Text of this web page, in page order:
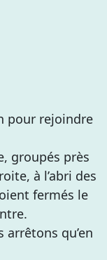
pour rejoindre
groupés près
à l’abri des
fermés le
qu’en